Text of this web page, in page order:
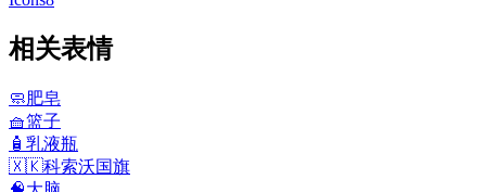
相关表情
🧼肥皂
🧺篮子
🧴 乳液瓶
🇽🇰科索沃国旗